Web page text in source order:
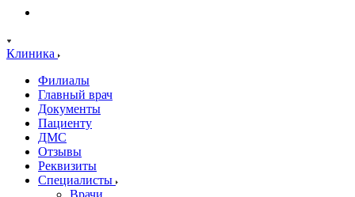
Клиника
Филиалы
Главный врач
Документы
Пациенту
ДМС
Отзывы
Реквизиты
Специалисты
Врачи